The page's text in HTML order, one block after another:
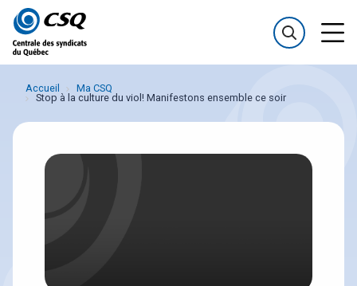
Passer
au
menu
Passer
au
contenu
Accueil
Ma CSQ
Stop à la culture du viol! Manifestons ensemble ce soir